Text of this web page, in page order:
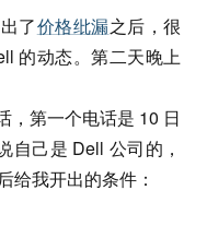
了价格纰漏之后，很
的动态。第二天晚上
，第一个电话是 10 日
自己是 Dell 公司的，
给我开出的条件：